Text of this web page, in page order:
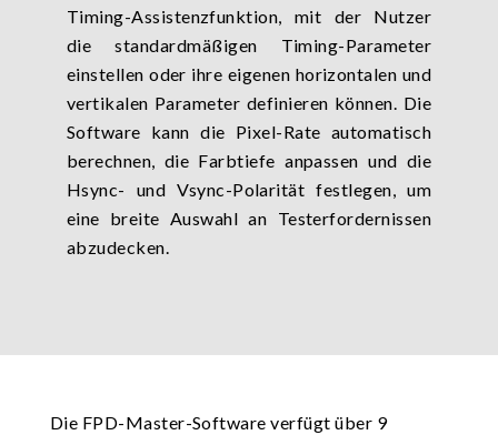
Timing-Assistenzfunktion, mit der Nutzer
die standardmäßigen Timing-Parameter
einstellen oder ihre eigenen horizontalen und
vertikalen Parameter definieren können. Die
Software kann die Pixel-Rate automatisch
berechnen, die Farbtiefe anpassen und die
Hsync- und Vsync-Polarität festlegen, um
eine breite Auswahl an Testerfordernissen
abzudecken.
Die FPD-Master-Software verfügt über 9